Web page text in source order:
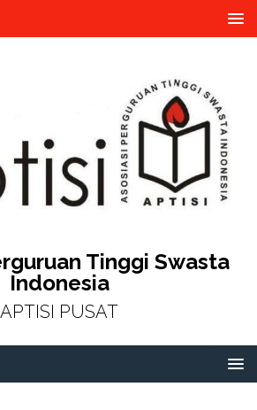
Tinggi Swasta
Indonesia
APTISI PUSAT